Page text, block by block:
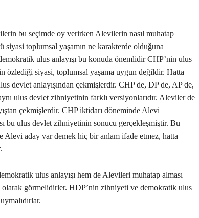
bu seçimde oy verirken Alevilerin nasıl muhatap
siyasi toplumsal yaşamın ne karakterde olduğuna
ulus anlayışı bu konuda önemlidir CHP’nin ulus
özlediği siyasi, toplumsal yaşama uygun değildir. Hatta
devlet anlayışından çekmişlerdir. CHP de, DP de, AP de,
ulus devlet zihniyetinin farklı versiyonlarıdır. Aleviler de
çekmişlerdir. CHP iktidarı döneminde Alevi
bu ulus devlet zihniyetinin sonucu gerçekleşmiştir. Bu
Alevi aday var demek hiç bir anlam ifade etmez, hatta
ulus anlayışı hem de Alevileri muhatap alması
görmelidirler. HDP’nin zihniyeti ve demokratik ulus